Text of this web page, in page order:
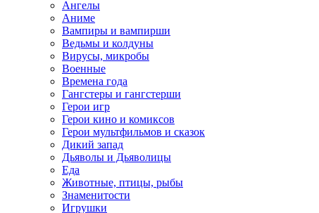
Ангелы
Аниме
Вампиры и вампирши
Ведьмы и колдуны
Вирусы, микробы
Военные
Времена года
Гангстеры и гангстерши
Герои игр
Герои кино и комиксов
Герои мультфильмов и сказок
Дикий запад
Дьяволы и Дьяволицы
Еда
Животные, птицы, рыбы
Знаменитости
Игрушки